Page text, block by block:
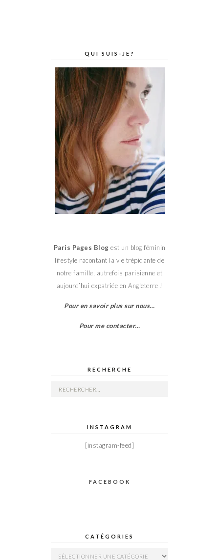
QUI SUIS-JE?
Paris Pages Blog est un blog féminin
lifestyle racontant la vie trépidante de
notre famille, autrefois parisienne et
aujourd’hui expatriée en Angleterre !
Pour en savoir plus sur nous…
Pour me contacter…
RECHERCHE
Rechercher :
INSTAGRAM
[instagram-feed]
FACEBOOK
CATÉGORIES
Catégories